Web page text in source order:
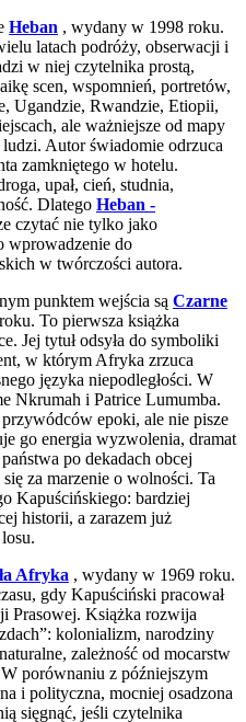
Heban , wydany w 1998 roku.
latach podróży, obserwacji i
w niej czytelnika prostą,
scen, wspomnień, portretów,
Ugandzie, Rwandzie, Etiopii,
ale ważniejsze od mapy
Autor świadomie odrzuca
zamkniętego w hotelu.
upał, cień, studnia,
Dlatego Heban -
czytać nie tylko jako
wprowadzenie do
w twórczości autora.
punktem wejścia są Czarne
To pierwsza książka
Jej tytuł odsyła do symboliki
w którym Afryka zrzuca
języka niepodległości. W
Nkrumah i Patrice Lumumba.
epoki, ale nie pisze
go energia wyzwolenia, dramat
po dekadach obcej
za marzenie o wolności. Ta
Kapuścińskiego: bardziej
historii, a zarazem już
Afryka , wydany w 1969 roku.
gdy Kapuściński pracował
Prasowej. Książka rozwija
kolonializm, narodziny
zależność od mocarstw
porównaniu z późniejszym
i polityczna, mocniej osadzona
sięgnąć, jeśli czytelnika